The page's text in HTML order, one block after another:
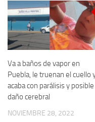
Va a baños de vapor en
Puebla, le truenan el cuello
acaba con parálisis y posible
daño cerebral
NOVIEMBRE 28, 2022